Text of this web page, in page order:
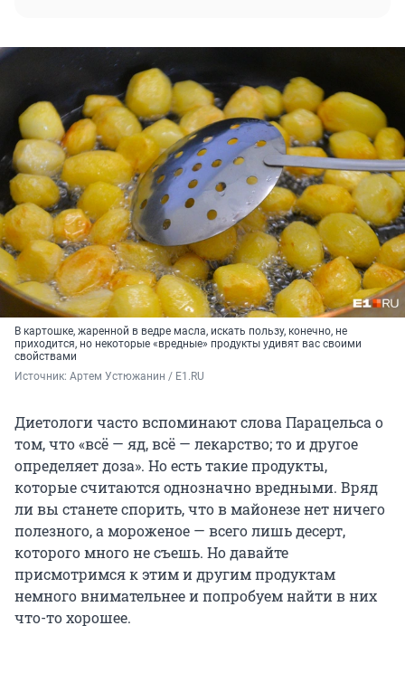
В картошке, жаренной в ведре масла, искать пользу, конечно, не
приходится, но некоторые «вредные» продукты удивят вас своими
свойствами
Источник: Артем Устюжанин / E1.RU
Диетологи часто вспоминают слова Парацельса о
том, что «всё — яд, всё — лекарство; то и другое
определяет доза». Но есть такие продукты,
которые считаются однозначно вредными. Вряд
ли вы станете спорить, что в майонезе нет ничего
полезного, а мороженое — всего лишь десерт,
которого много не съешь. Но давайте
присмотримся к этим и другим продуктам
немного внимательнее и попробуем найти в них
что-то хорошее.